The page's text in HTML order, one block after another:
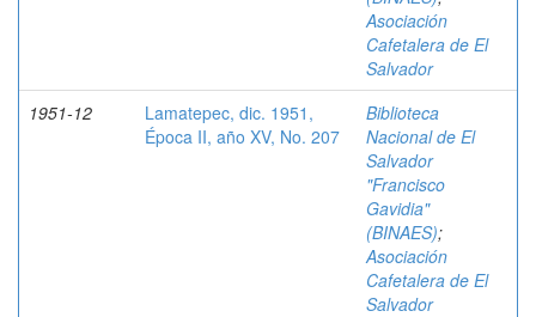
Asociación
Cafetalera de El
Salvador
1951-12
Lamatepec, dic. 1951,
Época II, año XV, No. 207
Biblioteca
Nacional de El
Salvador
"Francisco
Gavidia"
(BINAES);
Asociación
Cafetalera de El
Salvador